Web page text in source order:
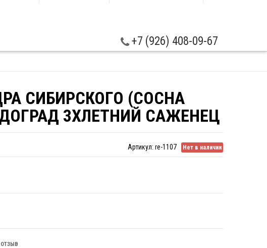
+7 (926) 408-09-67
СИБИРСКОГО (СОСНА
3ХЛЕТНИЙ САЖЕНЕЦ
Нет в наличии
Артикул: re-1107